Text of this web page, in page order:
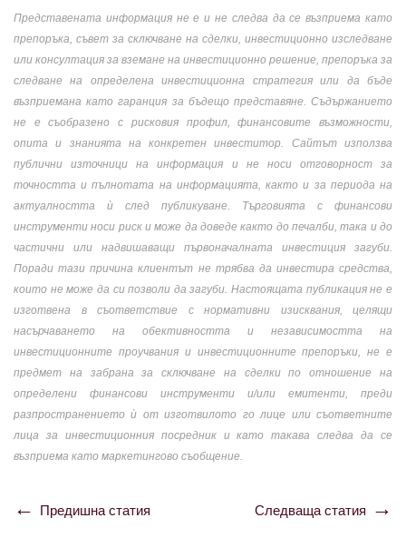
Представената информация не е и не следва да се възприема като
препоръка, съвет за сключване на сделки, инвестиционно изследване
или консултация за вземане на инвестиционно решение, препоръка за
следване на определена инвестиционна стратегия или да бъде
възприемана като гаранция за бъдещо представяне. Съдържанието
не е съобразено с рисковия профил, финансовите възможности,
опита и знанията на конкретен инвеститор. Сайтът използва
публични източници на информация и не носи отговорност за
точността и пълнотата на информацията, както и за периода на
актуалността ѝ след публикуване. Търговията с финансови
инструменти носи риск и може да доведе както до печалби, така и до
частични или надвишаващи първоначалната инвестиция загуби.
Поради тази причина клиентът не трябва да инвестира средства,
които не може да си позволи да загуби. Настоящата публикация не е
изготвена в съответствие с нормативни изисквания, целящи
насърчаването на обективността и независимостта на
инвестиционните проучвания и инвестиционните препоръки, не е
предмет на забрана за сключване на сделки по отношение на
определени финансови инструменти и/или емитенти, преди
разпространението ѝ от изготвилото го лице или съответните
лица за инвестиционния посредник и като такава следва да се
възприема като маркетингово съобщение.
Навигация
Предишна статия Следваща статия